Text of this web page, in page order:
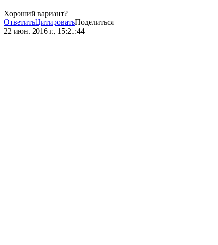
Хороший вариант?
ОтветитьЦитироватьПоделиться
22 июн. 2016 г., 15:21:44